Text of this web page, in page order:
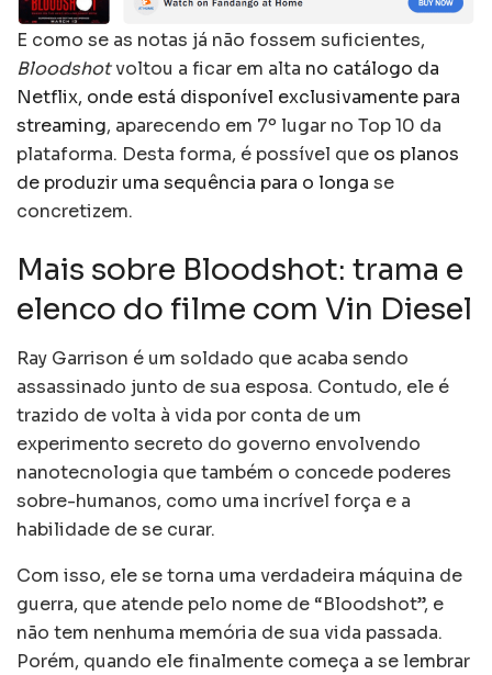
E como se as notas já não fossem suficientes,
Bloodshotvoltou a ficar em alta no catálogo da
Netflix, onde está disponível exclusivamente para
streaming, aparecendo em 7º lugar no Top 10 da
plataforma. Desta forma, é possível que os planos
de produzir uma sequência para o longa se
concretizem.
Mais sobre Bloodshot: trama e
elenco do filme com Vin Diesel
Ray Garrison é um soldado que acaba sendo
assassinado junto de sua esposa. Contudo, ele é
trazido de volta à vida por conta de um
experimento secreto do governo envolvendo
nanotecnologia que também o concede poderes
sobre-humanos, como uma incrível força e a
habilidade de se curar.
Com isso, ele se torna uma verdadeira máquina de
guerra, que atende pelo nome de “Bloodshot”, e
não tem nenhuma memória de sua vida passada.
Porém, quando ele finalmente começa a se lembrar